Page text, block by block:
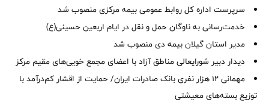
سرپرست اداره کل روابط عمومی بیمه مرکزی منصوب شد
خدمت‌رسانی به ناوگان حمل و نقل در ایام اربعین حسینی(ع)
‌مدیر استان گیلان بیمه دی منصوب شد
دیدار دبیر شورایعالی مناطق آزاد با اعضای مجمع خویی‌های مقیم مرکز
مهمانی ۱۲ هزار نفری بانک صادرات ایران/ حمایت از اقشار کم‌درآمد با
توزیع بسته‌های معیشتی